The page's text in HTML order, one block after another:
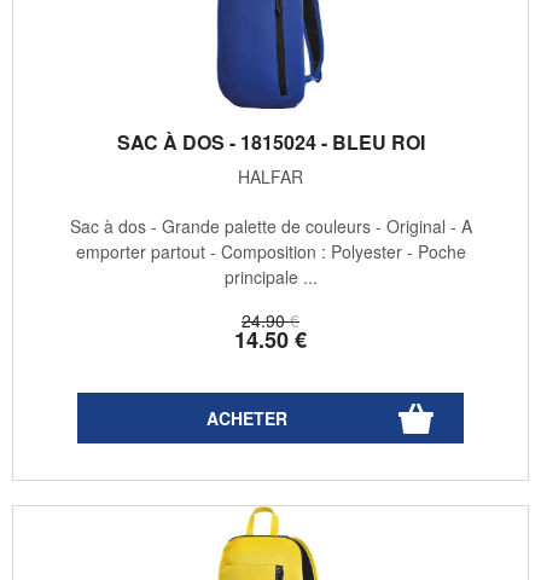
SAC À DOS - 1815024 - BLEU ROI
HALFAR
24.90 €
14.50€
Sac à dos - Grande palette de couleurs - Original - A
emporter partout - Composition : Polyester - Poche
principale ...